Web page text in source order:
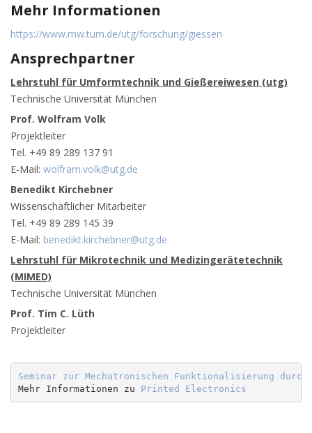
Mehr Informationen
https://www.mw.tum.de/utg/forschung/giessen
Ansprechpartner
Lehrstuhl für Umformtechnik und Gießereiwesen (utg)
Technische Universität München
Prof. Wolfram Volk
Projektleiter
Tel. +49 89 289 137 91
E-Mail: wolfram.volk@utg.de
Benedikt Kirchebner
Wissenschaftlicher Mitarbeiter
Tel. +49 89 289 145 39
E-Mail: benedikt.kirchebner@utg.de
Lehrstuhl für Mikrotechnik und Medizingerätetechnik
(MIMED)
Technische Universität München
Prof. Tim C. Lüth
Projektleiter
Seminar zur Mechatronischen Funktionalisierung durch
Mehr Informationen zu Printed Electronics